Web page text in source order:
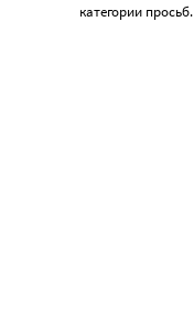
категории просьб.